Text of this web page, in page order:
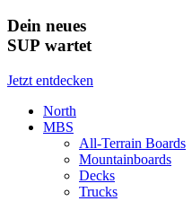
Dein neues
SUP wartet
Jetzt entdecken
North
MBS
All-Terrain Boards
Mountainboards
Decks
Trucks